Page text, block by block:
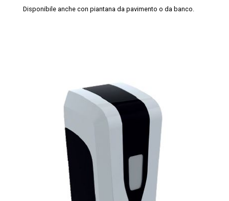
Disponibile anche con piantana da pavimento o da banco.